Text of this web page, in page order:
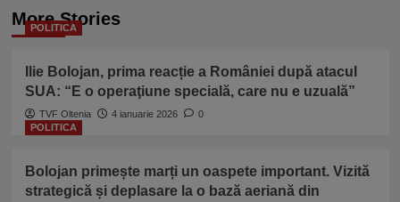
More Stories
POLITICA
Ilie Bolojan, prima reacție a României după atacul
SUA: “E o operaţiune specială, care nu e uzuală”
TVF Oltenia 4 ianuarie 2026
0
POLITICA
Bolojan primește marți un oaspete important. Vizită
strategică și deplasare la o bază aeriană din